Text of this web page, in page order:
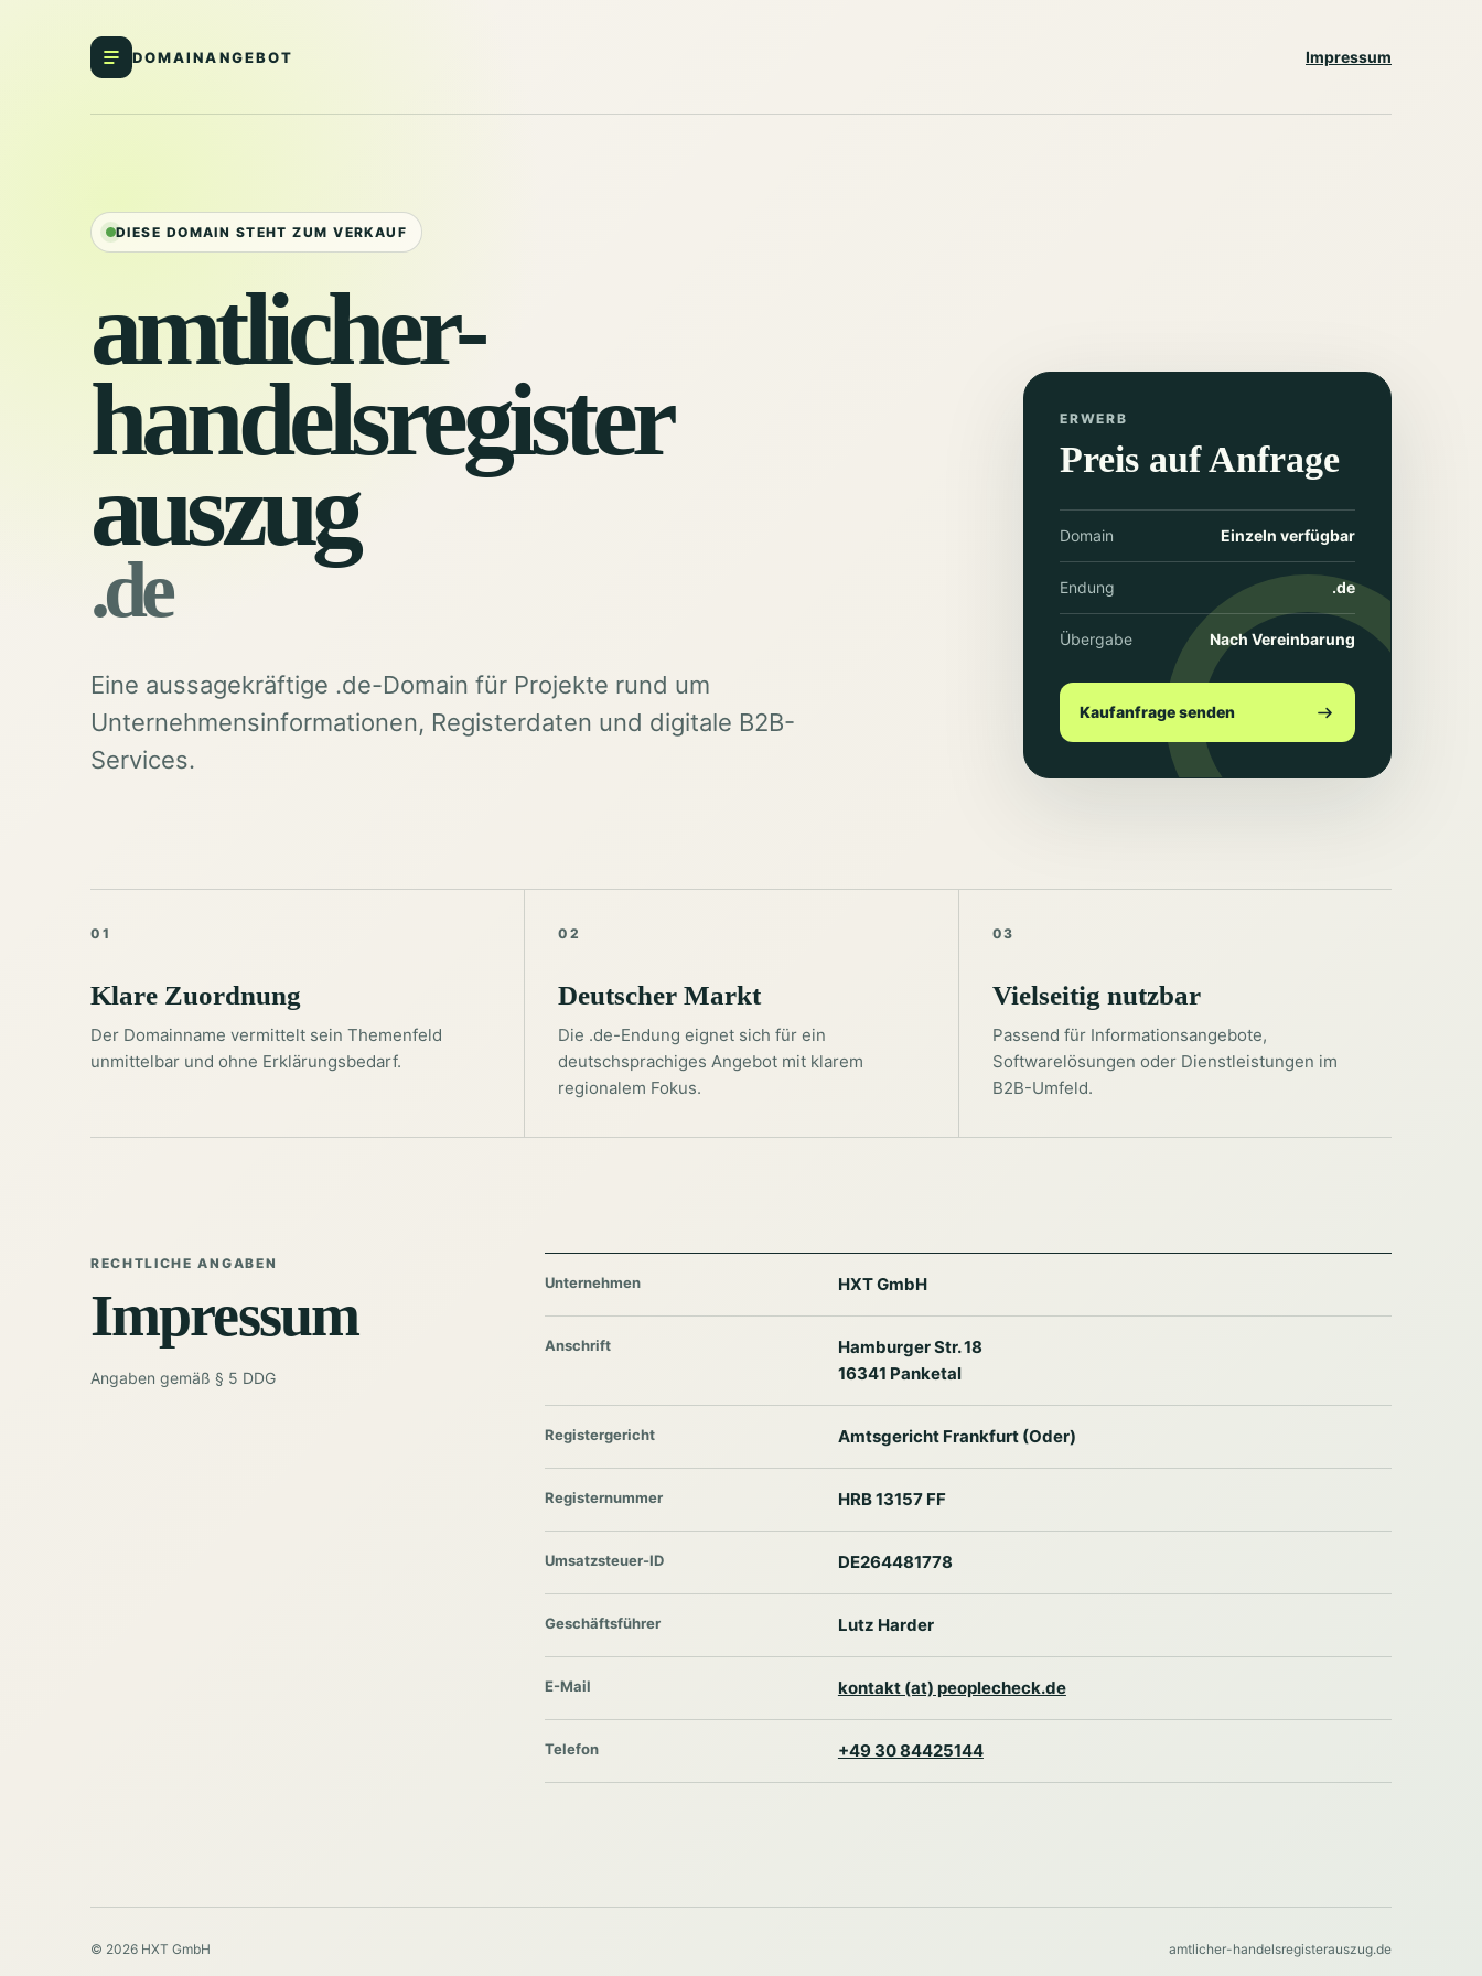
DOMAINANGEBOT Impressum
DIESE DOMAIN STEHT ZUM VERKAUF
amtlicher-
handelsregister
auszug
.de
Eine aussagekräftige .de-Domain für Projekte rund um
Unternehmensinformationen, Registerdaten und digitale B2B-
Services.
ERWERB
Preis auf Anfrage
Domain Einzeln verfügbar
Endung .de
Übergabe Nach Vereinbarung
Kaufanfrage senden
01
Klare Zuordnung
Der Domainname vermittelt sein Themenfeld
unmittelbar und ohne Erklärungsbedarf.
02
Deutscher Markt
Die .de-Endung eignet sich für ein
deutschsprachiges Angebot mit klarem
regionalem Fokus.
03
Vielseitig nutzbar
Passend für Informationsangebote,
Softwarelösungen oder Dienstleistungen im
B2B-Umfeld.
RECHTLICHE ANGABEN
Impressum
Angaben gemäß § 5 DDG
Unternehmen HXT GmbH
Anschrift
Hamburger Str. 18
16341 Panketal
Registergericht Amtsgericht Frankfurt (Oder)
Registernummer HRB 13157 FF
Umsatzsteuer-ID DE264481778
Geschäftsführer Lutz Harder
E-Mail kontakt (at) peoplecheck.de
Telefon +49 30 84425144
© 2026 HXT GmbH amtlicher-handelsregisterauszug.de